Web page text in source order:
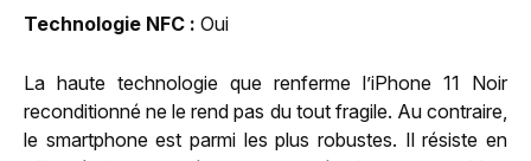
Technologie NFC
Oui
La haute technologie que renferme l’iPhone 11 Noir
reconditionné ne le rend pas du tout fragile. Au contraire,
le smartphone est parmi les plus robustes. Il résiste en